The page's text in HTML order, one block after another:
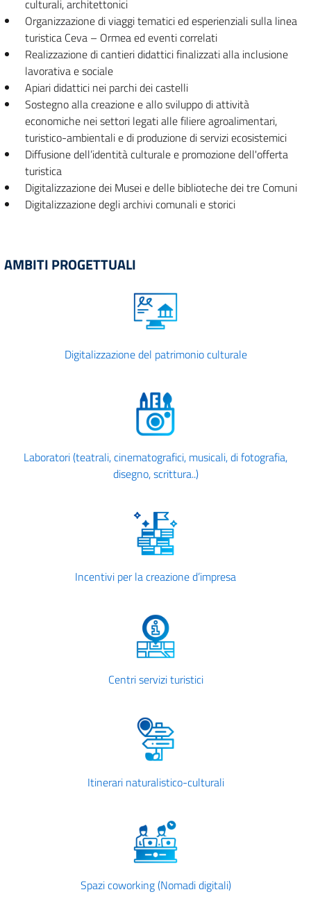
culturali, architettonici
Organizzazione di viaggi tematici ed esperienziali sulla linea
turistica Ceva – Ormea ed eventi correlati
Realizzazione di cantieri didattici finalizzati alla inclusione
lavorativa e sociale
Apiari didattici nei parchi dei castelli
Sostegno alla creazione e allo sviluppo di attività
economiche nei settori legati alle filiere agroalimentari,
turistico-ambientali e di produzione di servizi ecosistemici
Diffusione dell’identità culturale e promozione dell'offerta
turistica
Digitalizzazione dei Musei e delle biblioteche dei tre Comuni
Digitalizzazione degli archivi comunali e storici
AMBITI PROGETTUALI
Digitalizzazione del patrimonio culturale
Laboratori (teatrali, cinematografici, musicali, di fotografia,
disegno, scrittura..)
Incentivi per la creazione d’impresa
Centri servizi turistici
Itinerari naturalistico-culturali
Spazi coworking (Nomadi digitali)